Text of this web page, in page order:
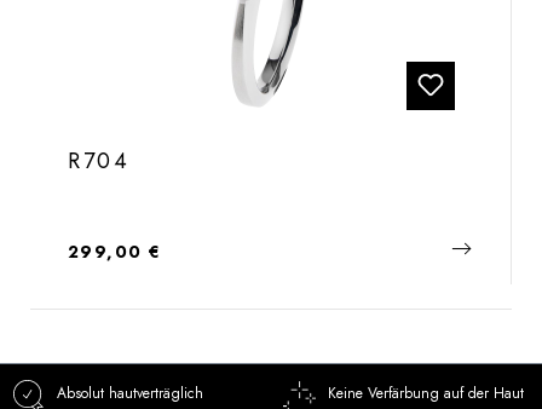
R704
Regulärer Preis:
299,00 €
Absolut hautverträglich Keine Verfärbung auf der Haut